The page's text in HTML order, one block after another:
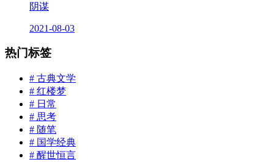
阴谋
2021-08-03
热门标签
# 古典文学
# 红楼梦
# 日常
# 思考
# 随笔
# 国学经典
# 醒世恒言